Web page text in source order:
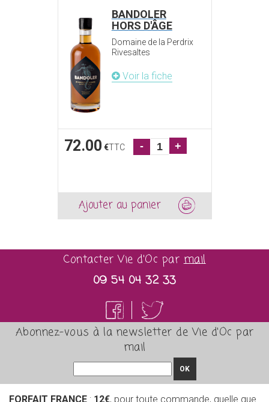
BANDOLER
HORS D'ÂGE
Domaine de la Perdrix
Rivesaltes
Voir la fiche
72.00 €TTC - +
Ajouter au panier
Contacter Vie d'Oc parmail
09 54 04 32 33
Abonnez-vous à la newsletter de Vie d'Oc par
mail
OK
FORFAIT FRANCE : 12€, pour toute commande, quelle que